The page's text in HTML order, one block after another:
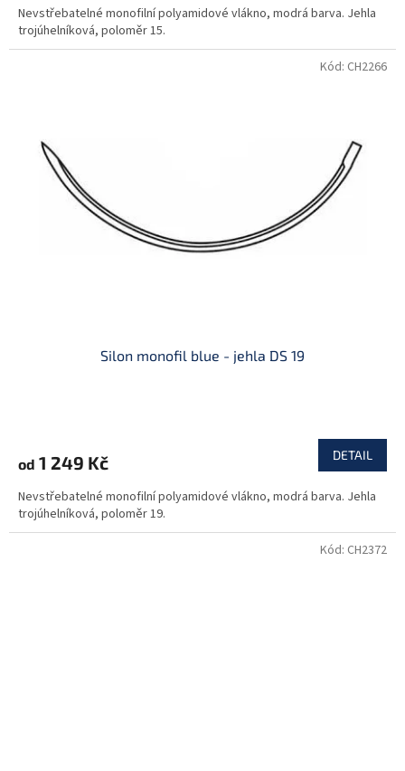
Nevstřebatelné monofilní polyamidové vlákno, modrá barva. Jehla
trojúhelníková, poloměr 15.
Silon monofil blue - jehla DS 19
od 1 249 Kč DETAIL
Nevstřebatelné monofilní polyamidové vlákno, modrá barva. Jehla
trojúhelníková, poloměr 19.
Kód: CH2266
Kód: CH2372